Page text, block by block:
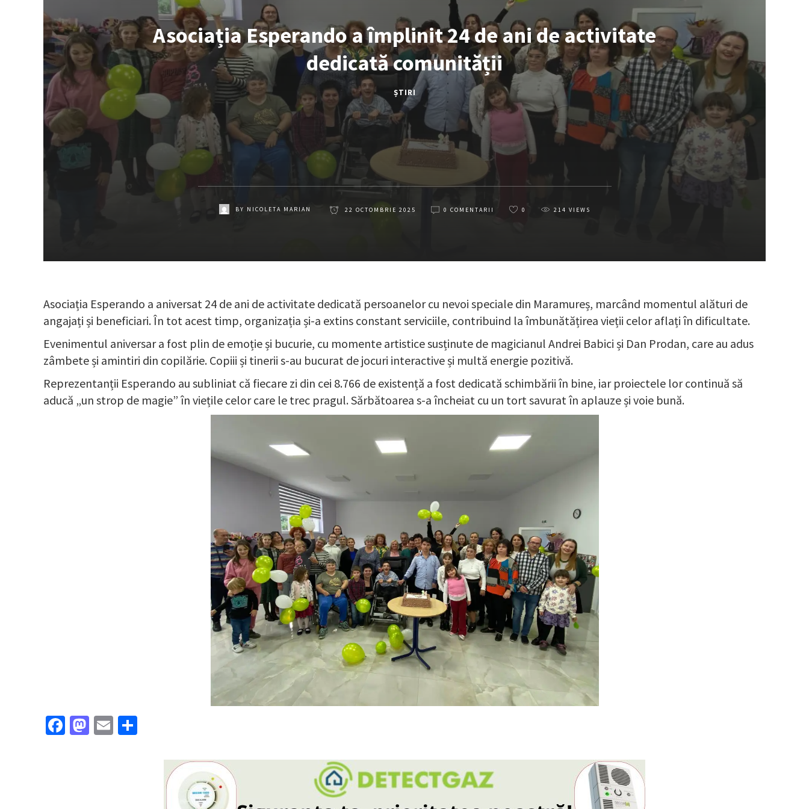
Asociația Esperando a împlinit 24 de ani de activitate
dedicată comunității
ȘTIRI
BY NICOLETA MARIAN 22 OCTOMBRIE 2025 0 COMENTARII 0 214 VIEWS
Asociația Esperando a aniversat 24 de ani de activitate dedicată persoanelor cu nevoi speciale din Maramureș, marcând momentul alături de
angajați și beneficiari. În tot acest timp, organizația și-a extins constant serviciile, contribuind la îmbunătățirea vieții celor aflați în dificultate.
Evenimentul aniversar a fost plin de emoție și bucurie, cu momente artistice susținute de magicianul Andrei Babici și Dan Prodan, care au adus
zâmbete și amintiri din copilărie. Copiii și tinerii s-au bucurat de jocuri interactive și multă energie pozitivă.
Reprezentanții Esperando au subliniat că fiecare zi din cei 8.766 de existență a fost dedicată schimbării în bine, iar proiectele lor continuă să
aducă „un strop de magie” în viețile celor care le trec pragul. Sărbătoarea s-a încheiat cu un tort savurat în aplauze și voie bună.
Facebook
Mastodon
Email